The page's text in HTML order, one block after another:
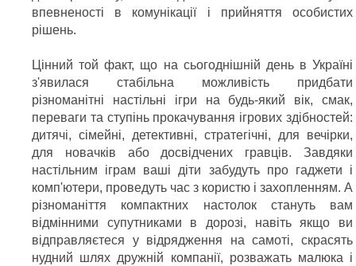
впевненості в комунікації і прийняття особистих
рішень.
Цінний той факт, що на сьогоднішній день в Україні
з'явилася стабільна можливість придбати
різноманітні настільні ігри на будь-який вік, смак,
переваги та ступінь прокачування ігрових здібностей:
дитячі, сімейні, детективні, стратегічні, для вечірки,
для новачків або досвідчених гравців. Завдяки
настільним іграм ваші діти забудуть про гаджети і
комп'ютери, проведуть час з користю і захопленням. А
різноманіття компактних настолок стануть вам
відмінними супутниками в дорозі, навіть якщо ви
відправляєтеся у відрядження на самоті, скрасять
нудний шлях дружній компанії, розважать малюка і